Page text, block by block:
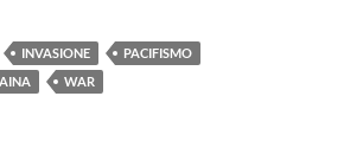
INVASIONE
PACIFISMO
WAR